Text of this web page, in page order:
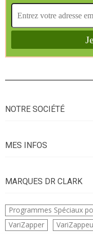
NOTRE SOCIÉTÉ
MES INFOS
MARQUES DR CLARK
Programmes Spéciaux
VariZapper